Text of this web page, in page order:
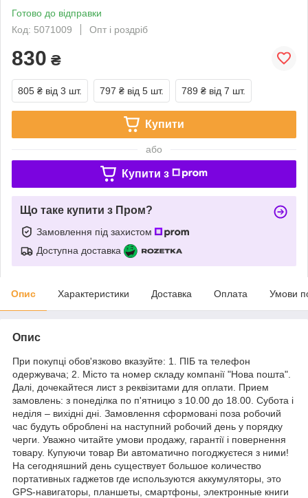
Готово до відправки
Код: 5071009
Опт і роздріб
830 ₴
805 ₴ від 3 шт. 797 ₴ від 5 шт. 789 ₴ від 7 шт.
Купити
або
Купити з
Що таке купити з Пром?
Замовлення під захистом
Доступна доставка
Опис Характеристики Доставка Оплата Умови
Опис
При покупці обов'язково вказуйте: 1. ПІБ та телефон
одержувача; 2. Місто та номер складу компанії "Нова пошта".
Далі, дочекайтеся лист з реквізитами для оплати. Прием
замовлень: з понеділка по п'ятницю з 10.00 до 18.00. Субота і
неділя – вихідні дні. Замовлення сформовані поза робочий
час будуть оброблені на наступний робочий день у порядку
черги. Уважно читайте умови продажу, гарантії і повернення
товару. Купуючи товар Ви автоматично погоджуєтеся з ними!
На сегодняшний день существует большое количество
портативных гаджетов где используются аккумуляторы, это
GPS-навигаторы, планшеты, смартфоны, электронные книги